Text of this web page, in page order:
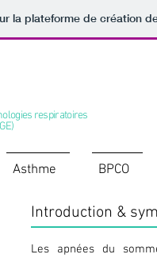
la plateforme de création
respiratoires
Asthme BPCO
Introduction &
Les apnées du